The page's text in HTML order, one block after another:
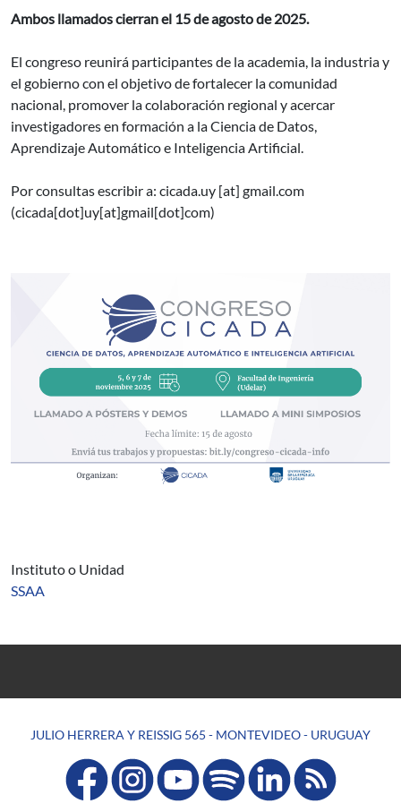
Ambos llamados cierran el 15 de agosto de 2025.
El congreso reunirá participantes de la academia, la industria y
el gobierno con el objetivo de fortalecer la comunidad
nacional, promover la colaboración regional y acercar
investigadores en formación a la Ciencia de Datos,
Aprendizaje Automático e Inteligencia Artificial.
Por consultas escribir a: cicada.uy [at] gmail.com
(cicada[dot]uy[at]gmail[dot]com)
Instituto o Unidad
SSAA
JULIO HERRERA Y REISSIG 565 - MONTEVIDEO - URUGUAY